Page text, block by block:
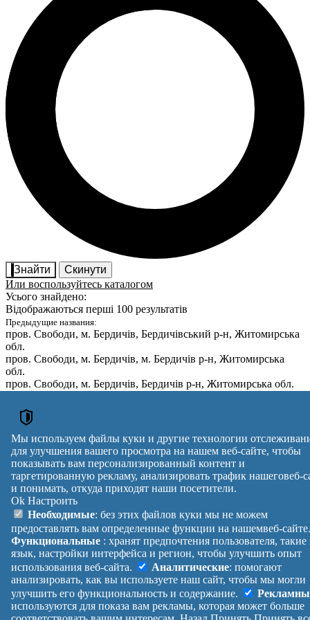
Знайти
Скинути
Или воспользуйтесь каталогом
Усього знайдено:
Відображаються перші 100 результатів
Предыдущие названия:
пров. Свободи, м. Бердичів, Бердичівський р-н, Житомирська
обл.
пров. Свободи, м. Бердичів, м. Бердичів р-н, Житомирська
обл.
пров. Свободи, м. Бердичів, Бердичів р-н, Житомирська обл.
Почтовые индексы Украины. Обновлено : 27-07-2026.
Улица
пров. Свободи
м. Бердичів, Бердичівський р-н,
Житомирська обл.
8 13301
Вулиця № будинків
Індекс
reklama
Правила
Помощь
Платные
услуги
Политика
конфиденциальности
Манифест
О проекте
Обратная
связь
Украина
Вход |
Выход
Мы используем файлы куки и другие технологии
для улучшения вашего просмотра на нашем веб-сайте, чтобы
показывать вам персонализированный контент и
таргетированную рекламу, анализировать трафик нашеговеб-
и понимать, откуда приходят наши посетители.
Ok Настроить
Необходимые: без этих файлов куки мы не можем
предоставлять вам определенные функции на нашемвеб-
Функциональные : хранят предпочтения пользователя, такие
язык, настройки интерфейса и регион, чтобы улучшить опыт
использования веб-сайта.
Аналитические: помогают
анализировать, как вы используете наш сайт, чтобы мы могли
улучшить его функциональность и содержание.
используются для показа вам рекламы, которая может больше